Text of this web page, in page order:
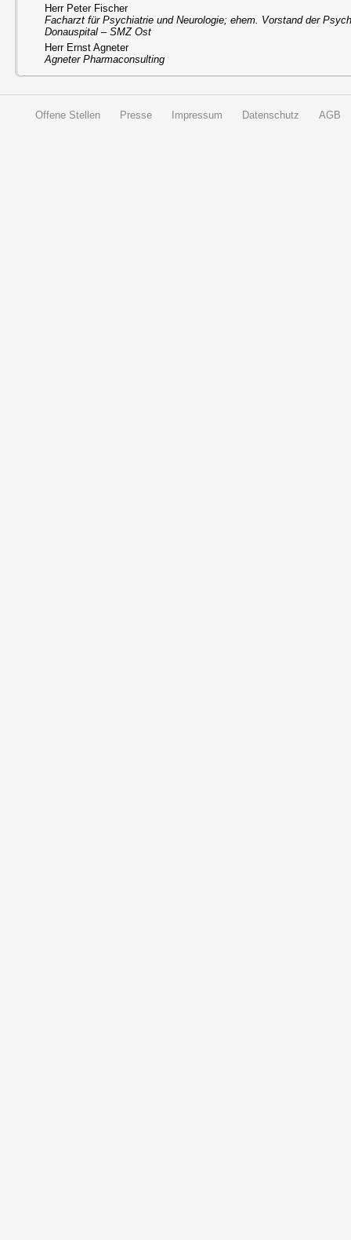
Herr Peter Fischer
Facharzt für Psychiatrie und Neurologie; ehem. Vorstand der
Donauspital – SMZ Ost
Herr Ernst Agneter
Agneter Pharmaconsulting
Offene Stellen Presse Impressum Datenschutz AGB